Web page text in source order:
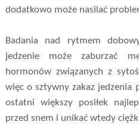
dodatkowo może nasilać
Badania nad rytmem
jedzenie może zaburzać
hormonów związanych z
więc o sztywny zakaz jedzenia
ostatni większy posiłek
przed snem i unikać wtedy